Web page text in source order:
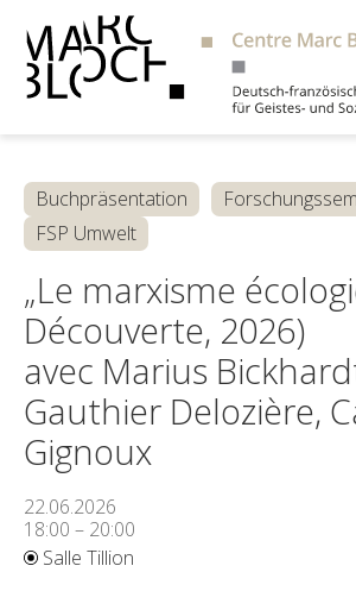
Buchpräsentation
FSP Umwelt
„Le marxisme
Découverte, 2026)
avec Marius
Gauthier Delozière,
Gignoux
22.06.2026
18:00 – 20:00
Salle Tillion